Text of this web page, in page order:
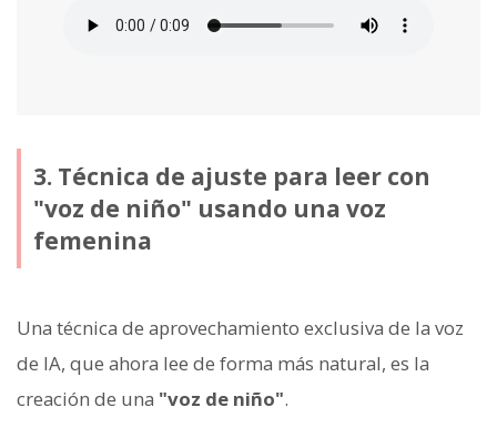
3. Técnica de ajuste para leer con
"voz de niño" usando una voz
femenina
Una técnica de aprovechamiento exclusiva de la voz
de IA, que ahora lee de forma más natural, es la
creación de una "voz de niño".